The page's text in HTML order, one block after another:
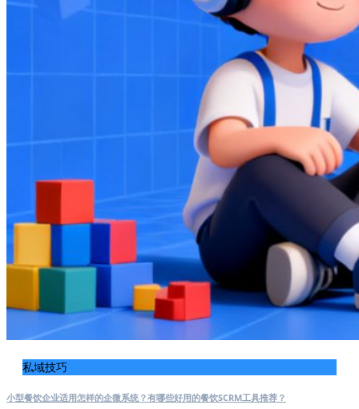
私域技巧
小型餐饮企业适用怎样的企微系统？有哪些好用的餐饮SCRM工具推荐？